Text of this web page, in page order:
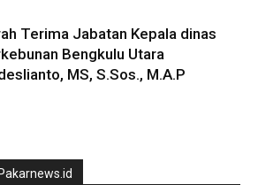
Terima Jabatan Kepala dinas
Bengkulu Utara
MS, S.Sos., M.A.P